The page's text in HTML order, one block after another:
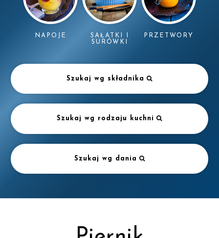
NAPOJE
SAŁATKI I
SURÓWKI
PRZETWORY
Szukaj wg składnika
Szukaj wg rodzaju kuchni
Szukaj wg dania